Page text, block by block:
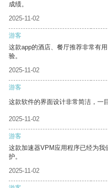
成绩。
2025-11-02
游客
这款app的酒店、餐厅推荐非常有
验。
2025-11-02
游客
这款软件的界面设计非常简洁，一
2025-11-02
游客
这款加速器VPM应用程序已经为
护。
2025-11-02